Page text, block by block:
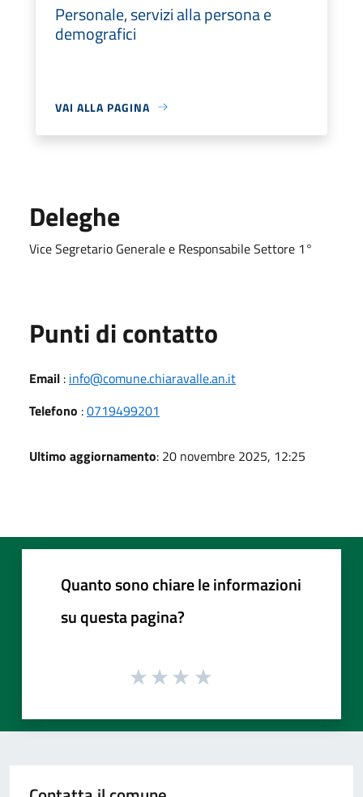
Personale, servizi alla persona e
demografici
VAI ALLA PAGINA
Deleghe
Vice Segretario Generale e Responsabile Settore 1°
Punti di contatto
Email : info@comune.chiaravalle.an.it
Telefono :0719499201
Ultimo aggiornamento: 20 novembre 2025, 12:25
Quanto sono chiare le informazioni
su questa pagina?